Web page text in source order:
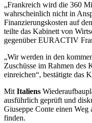
„Frankreich wird die 360
wahrscheinlich nicht in
Finanzierungskosten auf
teilte das Kabinett von
gegenüber EURACTIV
„Wir werden in den
Zuschüsse im Rahmen des
einreichen“, bestätigte das
Mit Italiens
ausführlich geprüft und
Giuseppe Conte einen Weg
finden.